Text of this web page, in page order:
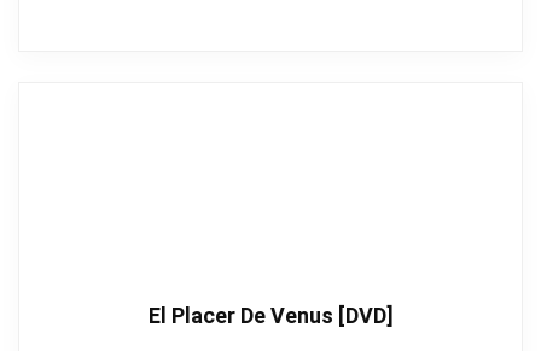
El Placer De Venus [DVD]